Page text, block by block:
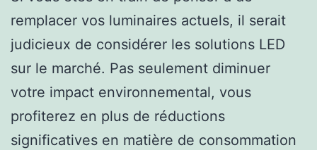
remplacer vos luminaires actuels, il serait
judicieux de considérer les solutions LED
sur le marché. Pas seulement diminuer
votre impact environnemental, vous
profiterez en plus de réductions
significatives en matière de consommation